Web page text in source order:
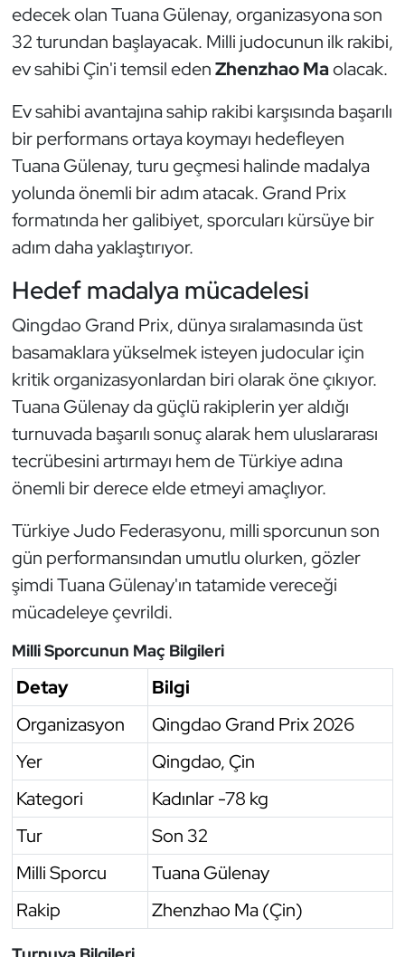
edecek olan Tuana Gülenay, organizasyona son
32 turundan başlayacak. Milli judocunun ilk rakibi,
ev sahibi Çin'i temsil edenZhenzhao Maolacak.
Ev sahibi avantajına sahip rakibi karşısında başarılı
bir performans ortaya koymayı hedefleyen
Tuana Gülenay, turu geçmesi halinde madalya
yolunda önemli bir adım atacak. Grand Prix
formatında her galibiyet, sporcuları kürsüye bir
adım daha yaklaştırıyor.
Hedef madalya mücadelesi
Qingdao Grand Prix, dünya sıralamasında üst
basamaklara yükselmek isteyen judocular için
kritik organizasyonlardan biri olarak öne çıkıyor.
Tuana Gülenay da güçlü rakiplerin yer aldığı
turnuvada başarılı sonuç alarak hem uluslararası
tecrübesini artırmayı hem de Türkiye adına
önemli bir derece elde etmeyi amaçlıyor.
Türkiye Judo Federasyonu, milli sporcunun son
gün performansından umutlu olurken, gözler
şimdi Tuana Gülenay'ın tatamide vereceği
mücadeleye çevrildi.
Milli Sporcunun Maç Bilgileri
Detay
Bilgi
Organizasyon
Qingdao Grand Prix 2026
Yer
Qingdao, Çin
Kategori
Kadınlar -78 kg
Tur
Son 32
Milli Sporcu
Tuana Gülenay
Rakip
Zhenzhao Ma (Çin)
Kano ve Rafting
Karate
Kayak
Kempo
Kick Boks
Kürek
Masa Tenisi
Modern Pentatlon
Motor Sporları
Muay Thai
Okçuluk
Optimist
Oryantiring
Özel Sporcular
Paralimpik
Ragbi
Su Topu
Sualtı Sporları
Tekvando
Tenis